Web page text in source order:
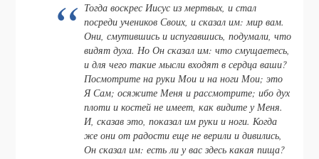
Тогда воскрес Иисус из мертвых, и стал
посреди учеников Своих, и сказал им: мир вам.
Они, смутившись и испугавшись, подумали, что
видят духа. Но Он сказал им: что смущаетесь,
и для чего такие мысли входят в сердца ваши?
Посмотрите на руки Мои и на ноги Мои; это
Я Сам; осяжите Меня и рассмотрите; ибо дух
плоти и костей не имеет, как видите у Меня.
И, сказав это, показал им руки и ноги. Когда
же они от радости еще не верили и дивились,
Он сказал им: есть ли у вас здесь какая пища?